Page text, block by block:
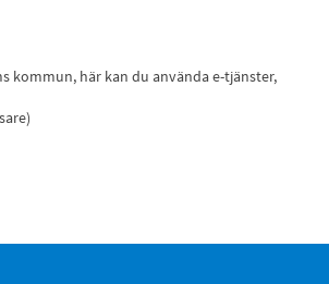
kommun, här kan du använda e-tjänster,